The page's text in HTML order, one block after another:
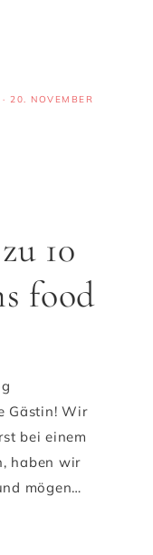
· 20. NOVEMBER
10
food
Gästin! Wir
bei einem
haben wir
mögen…